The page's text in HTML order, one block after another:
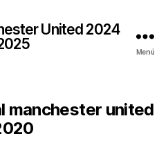
United 2024
Menú
manchester united